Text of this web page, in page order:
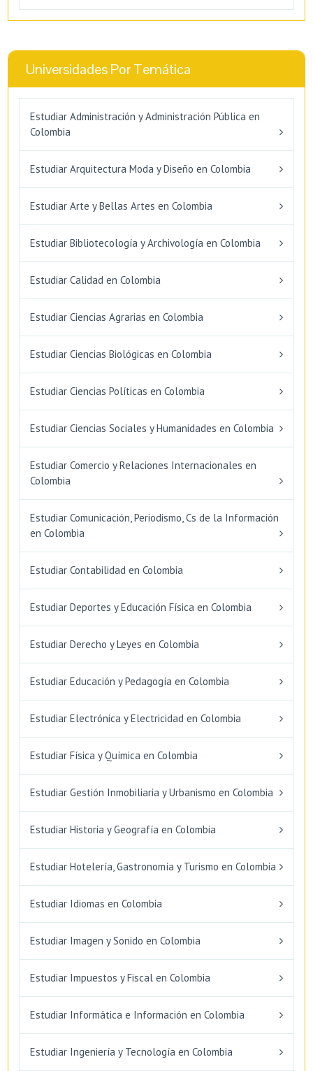
Universidades Por Temática
Estudiar Administración y Administración Pública en
Colombia
Estudiar Arquitectura Moda y Diseño en Colombia
Estudiar Arte y Bellas Artes en Colombia
Estudiar Bibliotecología y Archivología en Colombia
Estudiar Calidad en Colombia
Estudiar Ciencias Agrarias en Colombia
Estudiar Ciencias Biológicas en Colombia
Estudiar Ciencias Políticas en Colombia
Estudiar Ciencias Sociales y Humanidades en Colombia
Estudiar Comercio y Relaciones Internacionales en
Colombia
Estudiar Comunicación, Periodismo, Cs de la Información
en Colombia
Estudiar Contabilidad en Colombia
Estudiar Deportes y Educación Física en Colombia
Estudiar Derecho y Leyes en Colombia
Estudiar Educación y Pedagogía en Colombia
Estudiar Electrónica y Electricidad en Colombia
Estudiar Física y Química en Colombia
Estudiar Gestión Inmobiliaria y Urbanismo en Colombia
Estudiar Historia y Geografía en Colombia
Estudiar Hotelería, Gastronomía y Turismo en Colombia
Estudiar Idiomas en Colombia
Estudiar Imagen y Sonido en Colombia
Estudiar Impuestos y Fiscal en Colombia
Estudiar Informática e Información en Colombia
Estudiar Ingeniería y Tecnología en Colombia